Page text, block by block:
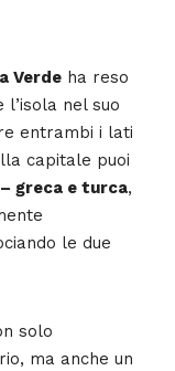
Verde ha reso
nel suo
entrambi i lati
capitale puoi
greca e turca,
le due
solo
ma anche un